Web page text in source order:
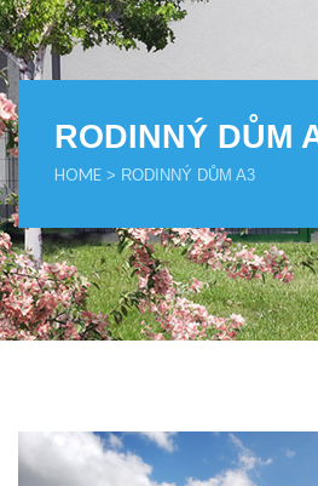
RODINNÝ DŮM
HOME > RODINNÝ DŮM A3